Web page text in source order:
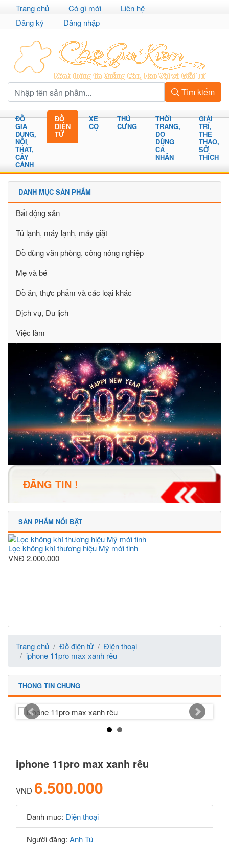
Trang chủ Có gì mới
Liên hệ
Đăng ký
Đăng nhập
Tìm kiếm
ĐỒ
GIA
DỤNG,
NỘI
THẤT,
CÂY
CẢNH
ĐỒ
ĐIỆN
TỬ
XE
CỘ
THÚ
CƯNG
THỜI
TRANG,
ĐỒ
DÙNG
CÁ
NHÂN
GIẢI
TRÍ,
THỂ
THAO,
SỞ
THÍCH
DANH MỤC SẢN PHẨM
Bất động sản
Tủ lạnh, máy lạnh, máy giặt
Đồ dùng văn phòng, công nông nghiệp
Mẹ và bé
Đồ ăn, thực phẩm và các loại khác
Dịch vụ, Du lịch
Việc làm
ĐĂNG TIN !
SẢN PHẨM NỔI BẬT
Lọc không khí thương hiệu Mỹ mới tinh
VNĐ 2.000.000
Trang chủ Đồ điện tử
Điện thoại
iphone 11pro max xanh rêu
THÔNG TIN CHUNG
iphone 11pro max xanh rêu
VNĐ 6.500.000
Danh muc: Điện thoại
Người đăng: Anh Tú